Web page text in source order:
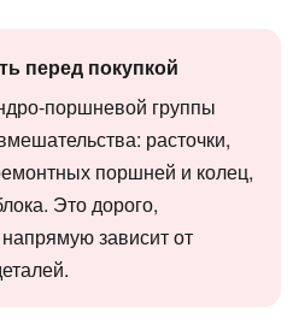
перед покупкой
поршневой группы
расточки,
поршней и колец,
Это дорого,
зависит от